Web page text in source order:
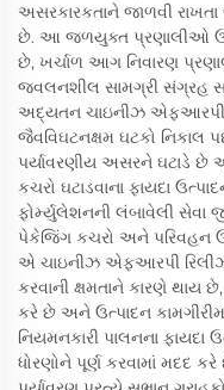
અસરકારકતાને જાળવી રાખતા
છે. આ જળયુક્ત પ્રણાલીઓ
છે, ખર્ચાળ આગ નિવારણ
જ્વલનશીલ સામગ્રી સંગ્રહ
અદ્યતન ચાઇનીઝ એફઆરપી
જૈવવિઘટનક્ષમ ઘટકો નિકાલ
પર્યાવરણીય અસરને ઘટાડે
કચરો ઘટાડવાના ફાયદા
ફોર્મ્યુલેશનની લંબાવેલી સેવા
પેકેજિંગ કચરો અને પરિવહન
એ ચાઇનીઝ એફઆરપી
કરવાની ક્ષમતાને કારણે થાય
કરે છે અને ઉત્પાદન
નિયમનકારી પાલનના ફાયદા
ધોરણોને પૂર્ણ કરવામાં મદદ